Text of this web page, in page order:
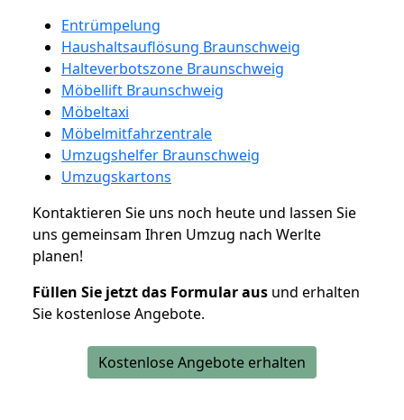
Entrümpelung
Haushaltsauflösung Braunschweig
Halteverbotszone Braunschweig
Möbellift Braunschweig
Möbeltaxi
Möbelmitfahrzentrale
Umzugshelfer Braunschweig
Umzugskartons
Kontaktieren Sie uns noch heute und lassen Sie
uns gemeinsam Ihren Umzug nach Werlte
planen!
Füllen Sie jetzt das Formular aus und erhalten
Sie kostenlose Angebote.
Kostenlose Angebote erhalten